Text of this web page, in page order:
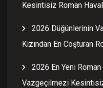
Kesintisiz Roman
2026 Düğünlerinin
Kızından En Coşturan
2026 En Yeni
Vazgeçilmezi